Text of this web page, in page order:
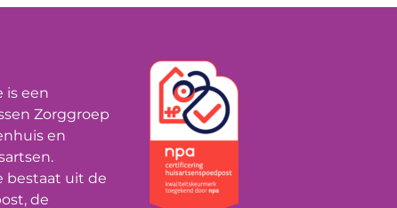
is een
Zorggroep
en
bestaat uit de
de
Keurmerken